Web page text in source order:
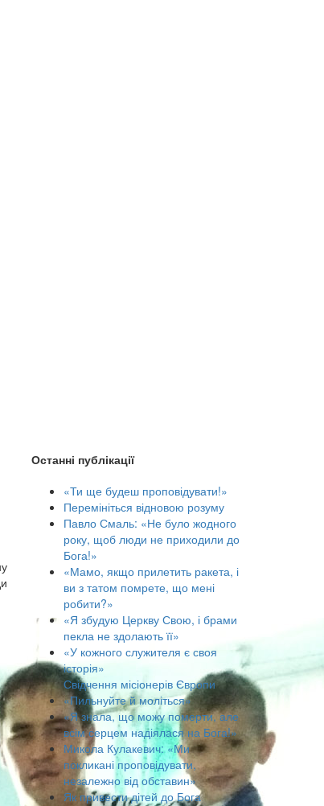
Останні публікації
«Ти ще будеш проповідувати!»
Перемініться відновою розуму
Павло Смаль: «Не було жодного
року, щоб люди не приходили до
Бога!»
«Мамо, якщо прилетить ракета, і
ви з татом помрете, що мені
робити?»
«Я збудую Церкву Свою, і брами
пекла не здолають її»
«У кожного служителя є своя
історія»
Свідчення місіонерів Європи
«Пильнуйте й моліться»
«Я знала, що можу померти, але
всім серцем надіялася на Бога!»
Микола Кулакевич: «Ми
покликані проповідувати,
незалежно від обставин»
Як привести дітей до Бога